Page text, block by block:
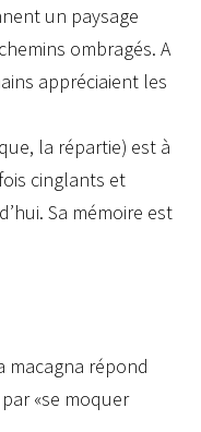
un paysage
ombragés. A
appréciaient les
la répartie) est à
cinglants et
Sa mémoire est
macagna répond
«se moquer